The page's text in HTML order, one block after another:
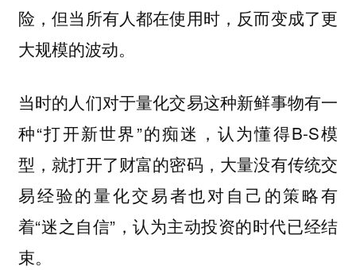
险，但当所有人都在使用时，反而变成了更
大规模的波动。
当时的人们对于量化交易这种新鲜事物有一
种“打开新世界”的痴迷，认为懂得B-S模
型，就打开了财富的密码，大量没有传统交
易经验的量化交易者也对自己的策略有
着“迷之自信”，认为主动投资的时代已经结
束。